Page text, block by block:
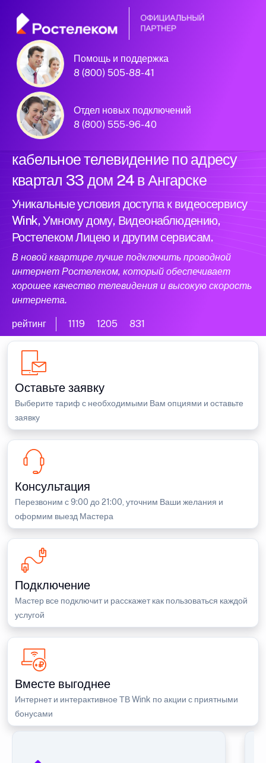
Помощь и поддержка
8 (800) 505-88-41
Отдел новых подключений
8 (800) 555-96-40
Официальный
партнер Ростелеком
Подключили новый интернет и
кабельное телевидение по адресу
квартал 33 дом 24 в Ангарске
Уникальные условия доступа к видеосервису
Wink, Умному дому, Видеонаблюдению,
Ростелеком Лицею и другим сервисам.
В новой квартире лучше подключить проводной
интернет Ростелеком, который обеспечивает
хорошее качество телевидения и высокую скорость
интернета.
рейтинг 1119 1205 831
Оставьте заявку
Выберите тариф с необходимыми Вам опциями и оставьте
заявку
Консультация
Перезвоним с 9:00 до 21:00, уточним Ваши желания и
оформим выезд Мастера
Подключение
Мастер все подключит и расскажет как пользоваться каждой
услугой
Вместе выгоднее
Интернет и интерактивное ТВ Wink по акции с приятными
бонусами